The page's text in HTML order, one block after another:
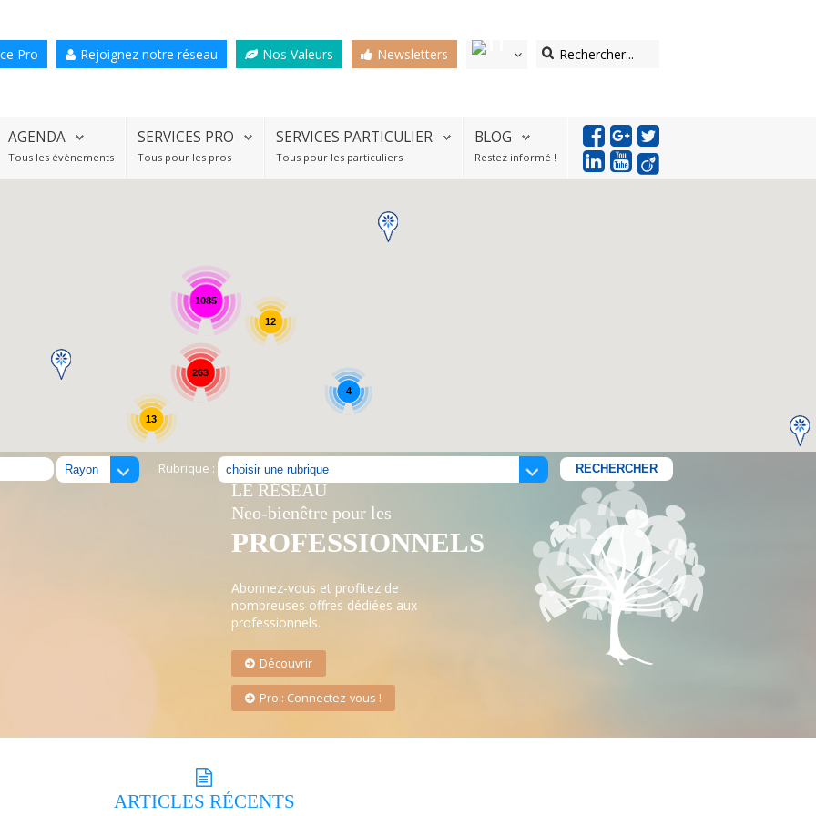
Pro Rejoignez notre réseau Nos Valeurs Newsletters
AGENDA
Tous les évènements
SERVICES PRO
Tous pour les pros
SERVICES PARTICULIER
Tous pour les particuliers
BLOG
Restez informé !
1085
13
263
4
12
Rubrique :
LE RÉSEAU
Neo-bienêtre pour les
PROFESSIONNELS
Abonnez-vous et profitez de
nombreuses offres dédiées aux
professionnels.
Découvrir
Pro : Connectez-vous !
ARTICLES RÉCENTS